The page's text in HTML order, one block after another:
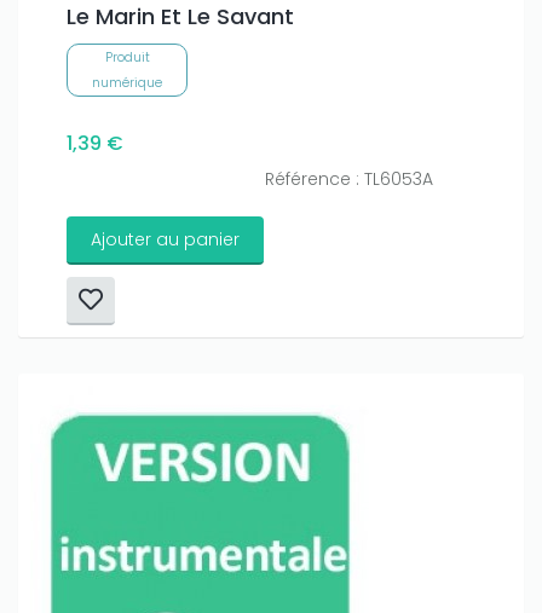
Le Marin Et Le Savant
Produit
numérique
1,39 €
Référence : TL6053A
Ajouter au panier